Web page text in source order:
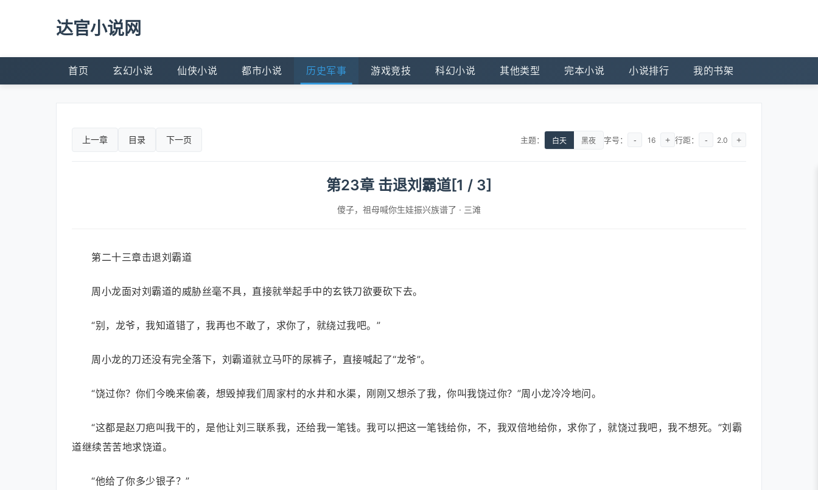
达官小说网
首页 玄幻小说 仙侠小说 都市小说 历史军事 游戏竞技 科幻小说 其他类型 完本小说 小说排行 我的书架
上一章 目录 下一页 主题： 白天 黑夜 字号： - 16 + 行距： - 2.0 +
第23章 击退刘霸道[1 / 3]
傻子，祖母喊你生娃振兴族谱了 · 三滩
第二十三章击退刘霸道
周小龙面对刘霸道的威胁丝毫不具，直接就举起手中的玄铁刀欲要砍下去。
“别，龙爷，我知道错了，我再也不敢了，求你了，就绕过我吧。”
周小龙的刀还没有完全落下，刘霸道就立马吓的尿裤子，直接喊起了“龙爷”。
“饶过你？你们今晚来偷袭，想毁掉我们周家村的水井和水渠，刚刚又想杀了我，你叫我饶过你？”周小龙冷冷地问。
“这都是赵刀疤叫我干的，是他让刘三联系我，还给我一笔钱。我可以把这一笔钱给你，不，我双倍地给你，求你了，就饶过我吧，我不想死。”刘霸
道继续苦苦地求饶道。
“他给了你多少银子？”